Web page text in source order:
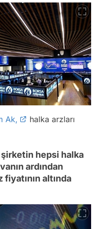
Ak,
halka arzları
şirketin hepsi halka
ardından
altında